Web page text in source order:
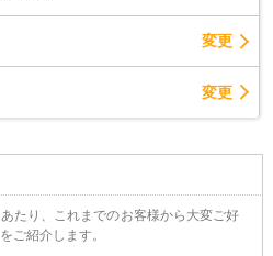
変更
変更
たり、これまでのお客様から大変ご好
ご紹介します。